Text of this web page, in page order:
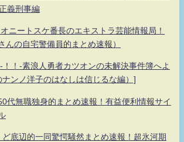
義刑事編
ニートスケ番長のエキストラ芸能情報局！
んの自宅警備員的まとめ速報）
！！-素浪人勇者カツオンの未解決事件簿へよ
ナンノ洋子のはなしは信じるな編）]
無職独身的まとめ速報！有益便利情報サイ
底辺的一同驚愕騒然まとめ速報！超氷河期